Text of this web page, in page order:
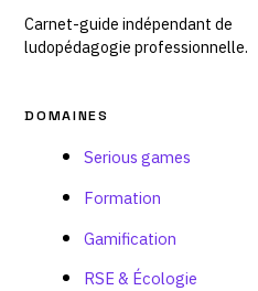
Carnet-guide indépendant de
ludopédagogie professionnelle.
DOMAINES
Serious games
Formation
Gamification
RSE & Écologie